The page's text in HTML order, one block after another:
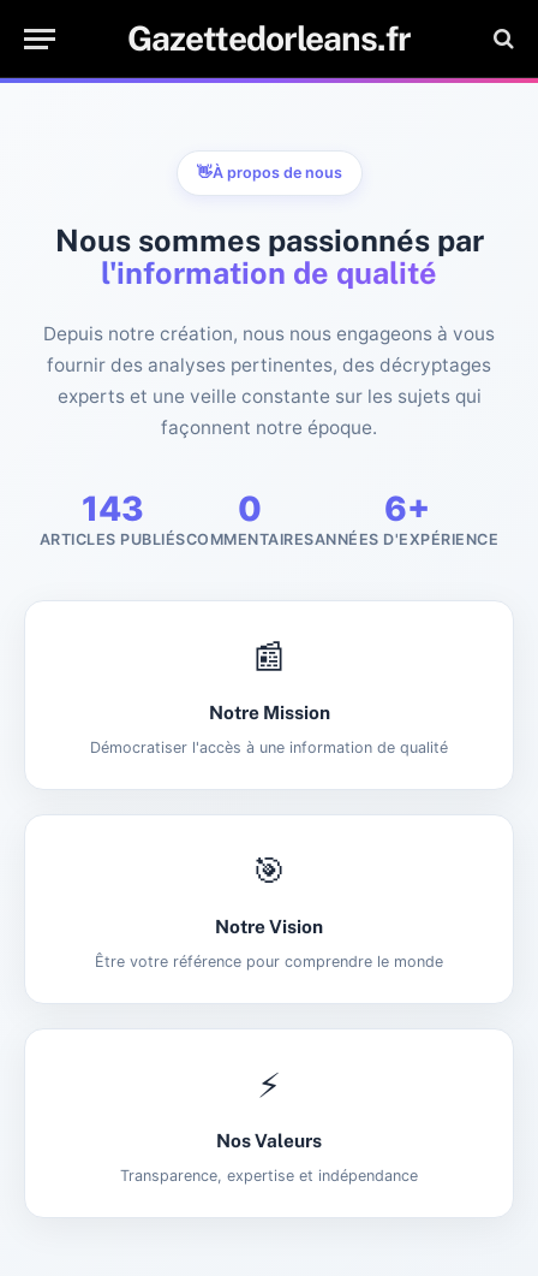
Gazettedorleans.fr
👋À propos de nous
Nous sommes passionnés par
l'information de qualité
Depuis notre création, nous nous engageons à vous
fournir des analyses pertinentes, des décryptages
experts et une veille constante sur les sujets qui
façonnent notre époque.
143
ARTICLES PUBLIÉS
0
COMMENTAIRES
6+
ANNÉES D'EXPÉRIENCE
📰
Notre Mission
Démocratiser l'accès à une information de qualité
🎯
Notre Vision
Être votre référence pour comprendre le monde
⚡
Nos Valeurs
Transparence, expertise et indépendance